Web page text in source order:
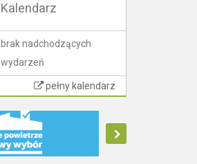
Kalendarz
brak nadchodzących
wydarzeń
pełny kalendarz